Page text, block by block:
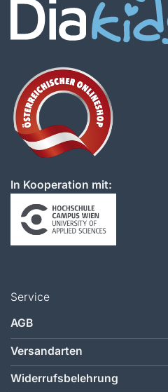
In Kooperation mit:
Service
AGB
Versandarten
Widerrufsbelehrung